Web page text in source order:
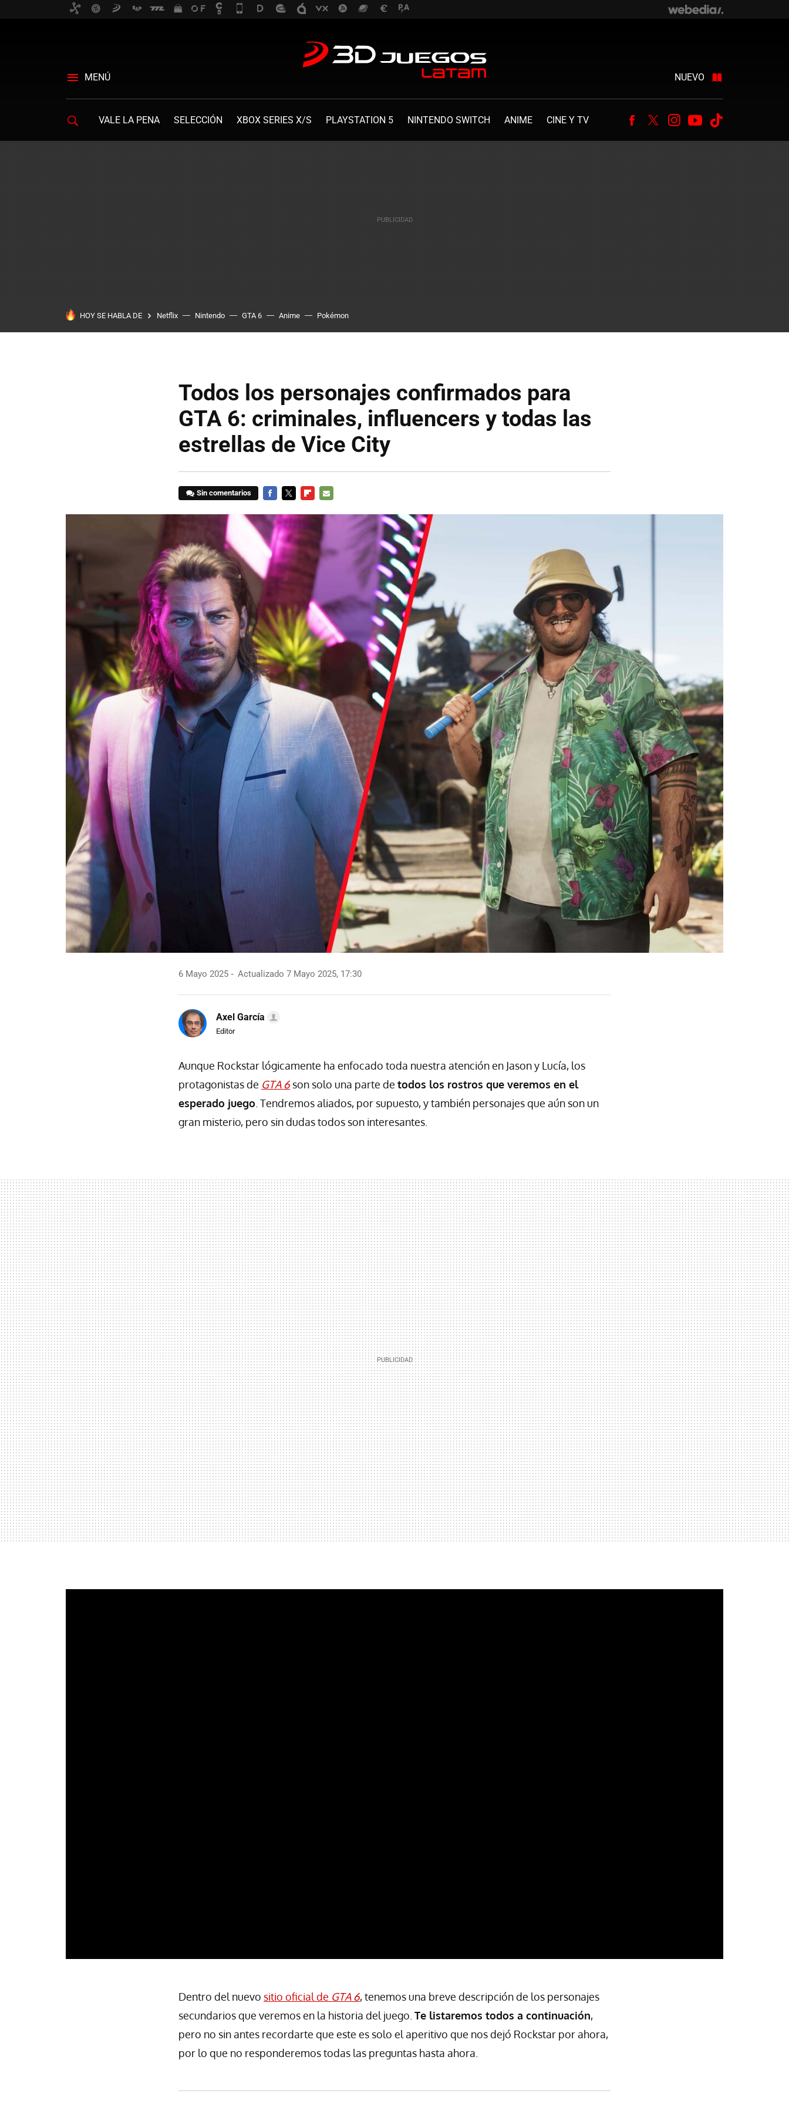
MENÚ NUEVO
VALE LA PENA SELECCIÓN XBOX SERIES X/S PLAYSTATION 5 NINTENDO SWITCH ANIME CINE Y TV Facebook
TwitterInstagram
Youtube
HOY SE HABLA DE Netflix Nintendo GTA 6 Anime Pokémon
Todos los personajes confirmados para
GTA 6: criminales, influencers y todas las
estrellas de Vice City
Sin comentarios
6 Mayo 2025 Actualizado 7 Mayo 2025, 17:30
Axel García
Editor
Aunque Rockstar lógicamente ha enfocado toda nuestra atención en Jason y Lucía, los
protagonistas de GTA 6 son solo una parte de todos los rostros que veremos en el
esperado juego . Tendremos aliados, por supuesto, y también personajes que aún son un
gran misterio, pero sin dudas todos son interesantes.
Dentro del nuevo sitio oficial de GTA 6, tenemos una breve descripción de los personajes
secundarios que veremos en la historia del juego. Te listaremos todos a continuación,
pero no sin antes recordarte que este es solo el aperitivo que nos dejó Rockstar por ahora,
por lo que no responderemos todas las preguntas hasta ahora.